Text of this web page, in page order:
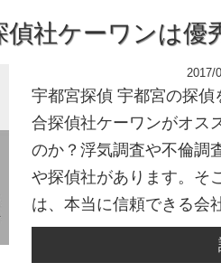
偵社ケーワンは優
2017/
宇都宮探偵 宇都宮の探
合探偵社ケーワンがオス
のか？浮気調査や不倫調
や探偵社があります。そ
は、本当に信頼できる会